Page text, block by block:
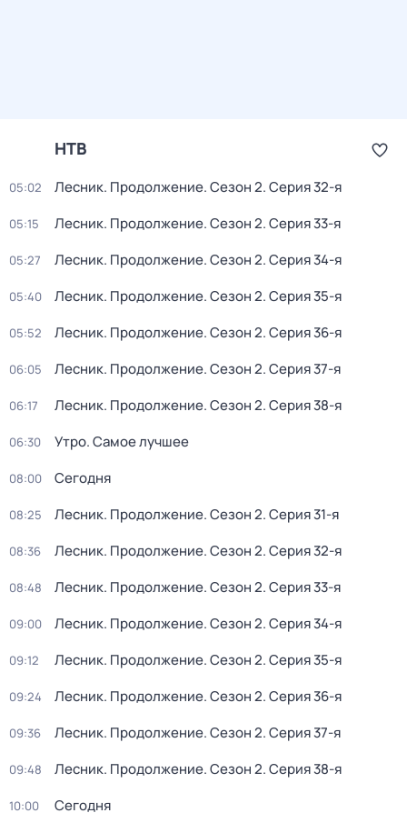
НТВ
05:02 Лесник. Продолжение. Сезон 2. Серия 32-я
05:15 Лесник. Продолжение. Сезон 2. Серия 33-я
05:27 Лесник. Продолжение. Сезон 2. Серия 34-я
05:40 Лесник. Продолжение. Сезон 2. Серия 35-я
05:52 Лесник. Продолжение. Сезон 2. Серия 36-я
06:05 Лесник. Продолжение. Сезон 2. Серия 37-я
06:17 Лесник. Продолжение. Сезон 2. Серия 38-я
06:30 Утро. Самое лучшее
08:00 Сегодня
08:25 Лесник. Продолжение. Сезон 2. Серия 31-я
08:36 Лесник. Продолжение. Сезон 2. Серия 32-я
08:48 Лесник. Продолжение. Сезон 2. Серия 33-я
09:00 Лесник. Продолжение. Сезон 2. Серия 34-я
09:12 Лесник. Продолжение. Сезон 2. Серия 35-я
09:24 Лесник. Продолжение. Сезон 2. Серия 36-я
09:36 Лесник. Продолжение. Сезон 2. Серия 37-я
09:48 Лесник. Продолжение. Сезон 2. Серия 38-я
10:00 Сегодня